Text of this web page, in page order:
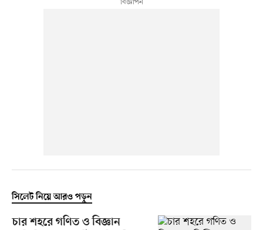
সিলেট নিয়ে আরও পড়ুন
চার শহরে গণিত ও বিজ্ঞান